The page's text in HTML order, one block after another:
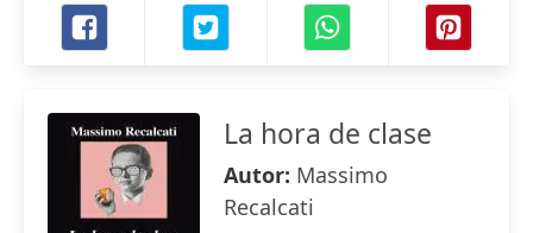
La hora de clase
Autor: Massimo
Recalcati